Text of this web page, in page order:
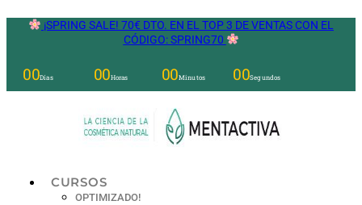
¡SPRING SALE! 70€ DTO. EN EL TOP 3 DE VENTAS CON EL
CÓDIGO: SPRING70
00Días 00Horas 00Minutos 00Segundos
CURSOS
OPTIMIZADO!